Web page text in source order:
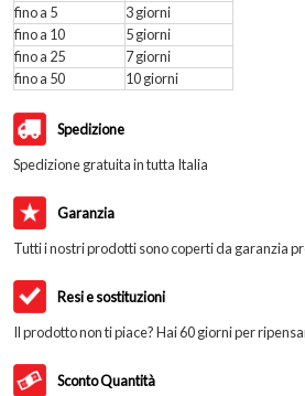
fino a 5
3 giorni
fino a 10
5 giorni
fino a 25
7 giorni
fino a 50
10 giorni
Spedizione
Spedizione gratuita in tutta Italia
Garanzia
Tutti i nostri prodotti sono coperti da garanzia
Resi e sostituzioni
Il prodotto non ti piace? Hai 60 giorni per
Sconto Quantità